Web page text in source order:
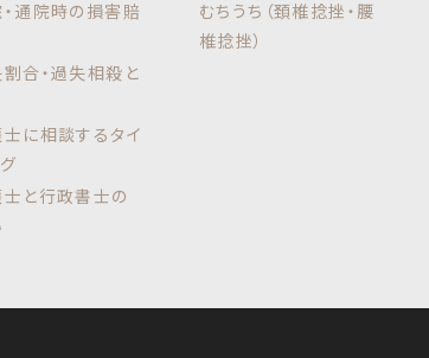
通院時の損害賠
合・過失相殺と
に相談するタイ
と行政書士の
むちうち（頚椎捻挫・腰
椎捻挫）